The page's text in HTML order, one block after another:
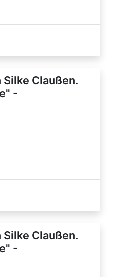
Claußen.
-
Claußen.
-